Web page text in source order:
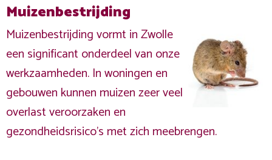
Muizenbestrijding
Muizenbestrijding vormt in Zwolle
een significant onderdeel van onze
werkzaamheden. In woningen en
gebouwen kunnen muizen zeer veel
overlast veroorzaken en
gezondheidsrisico's met zich meebrengen.